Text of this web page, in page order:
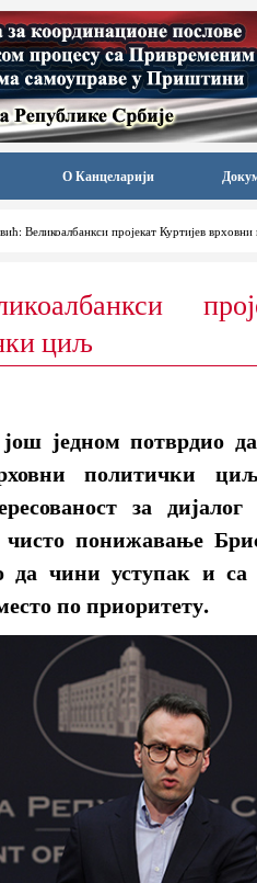
О Канцеларији
Великоалбанкси пројекат Куртијев
циљ
једном потврдио
политички
за
чисто понижавање
да чини уступак и са
по приоритету.